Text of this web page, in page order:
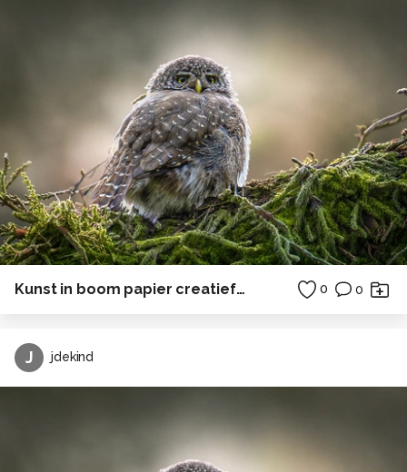
Kunst in boom papier creatief in Polen 0 0
J jdekind